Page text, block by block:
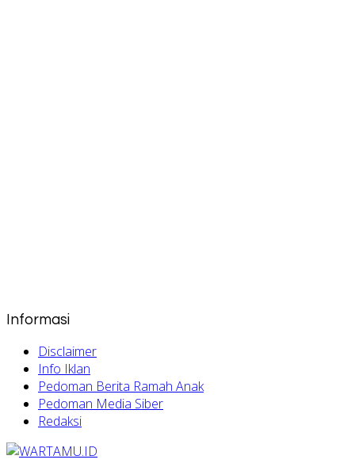
Informasi
Disclaimer
Info Iklan
Pedoman Berita Ramah Anak
Pedoman Media Siber
Redaksi